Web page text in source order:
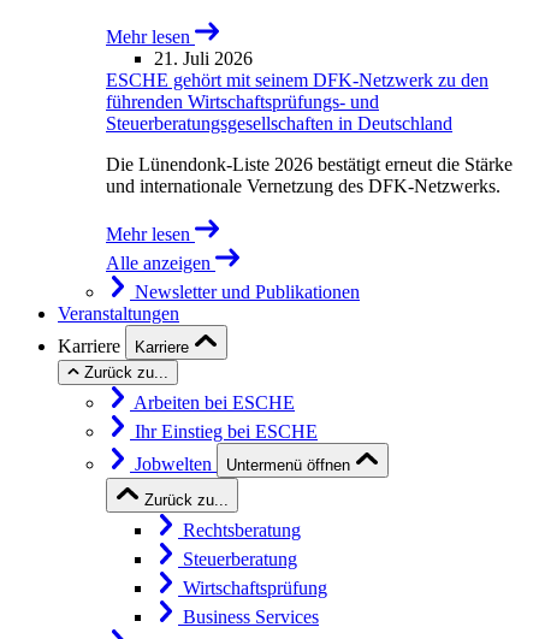
Mehr lesen
21. Juli 2026
ESCHE gehört mit seinem DFK-Netzwerk zu den
führenden Wirtschaftsprüfungs- und
Steuerberatungsgesellschaften in Deutschland
Die Lünendonk-Liste 2026 bestätigt erneut die Stärke
und internationale Vernetzung des DFK-Netzwerks.
Mehr lesen
Alle anzeigen
Newsletter und Publikationen
Veranstaltungen
Karriere
Karriere
Zurück zu...
Arbeiten bei ESCHE
Ihr Einstieg bei ESCHE
Jobwelten
Untermenü öffnen
Zurück zu...
Rechtsberatung
Steuerberatung
Wirtschaftsprüfung
Business Services